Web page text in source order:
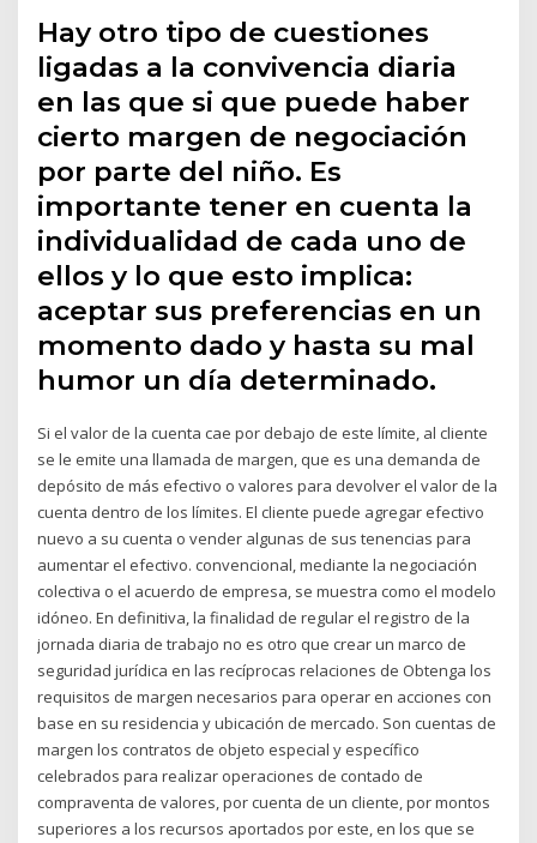
Hay otro tipo de cuestiones
ligadas a la convivencia diaria
en las que si que puede haber
cierto margen de negociación
por parte del niño. Es
importante tener en cuenta la
individualidad de cada uno de
ellos y lo que esto implica:
aceptar sus preferencias en un
momento dado y hasta su mal
humor un día determinado.
Si el valor de la cuenta cae por debajo de este límite, al cliente
se le emite una llamada de margen, que es una demanda de
depósito de más efectivo o valores para devolver el valor de la
cuenta dentro de los límites. El cliente puede agregar efectivo
nuevo a su cuenta o vender algunas de sus tenencias para
aumentar el efectivo. convencional, mediante la negociación
colectiva o el acuerdo de empresa, se muestra como el modelo
idóneo. En definitiva, la finalidad de regular el registro de la
jornada diaria de trabajo no es otro que crear un marco de
seguridad jurídica en las recíprocas relaciones de Obtenga los
requisitos de margen necesarios para operar en acciones con
base en su residencia y ubicación de mercado. Son cuentas de
margen los contratos de objeto especial y específico
celebrados para realizar operaciones de contado de
compraventa de valores, por cuenta de un cliente, por montos
superiores a los recursos aportados por este, en los que se